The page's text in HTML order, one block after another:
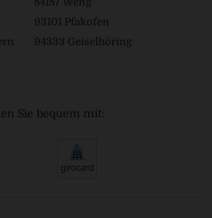
93101 Pfakofen
94333 Geiselhöring
Sie bequem mit: